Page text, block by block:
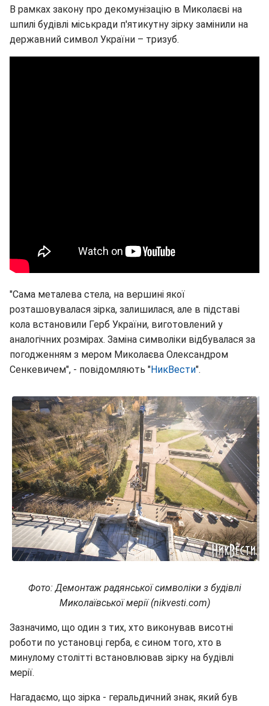
В рамках закону про декомунізацію в Миколаєві на
шпилі будівлі міськради п'ятикутну зірку замінили на
державний символ України – тризуб.
"Сама металева стела, на вершині якої
розташовувалася зірка, залишилася, але в підставі
кола встановили Герб України, виготовлений у
аналогічних розмірах. Заміна символіки відбувалася за
погодженням з мером Миколаєва Олександром
Сенкевичем", - повідомляють "НикВести".
Фото: Демонтаж радянської символіки з будівлі
Миколаївської мерії (nikvesti.com)
Зазначимо, що один з тих, хто виконував висотні
роботи по установці герба, є сином того, хто в
минулому столітті встановлював зірку на будівлі
мерії.
Нагадаємо, що зірка - геральдичний знак, який був